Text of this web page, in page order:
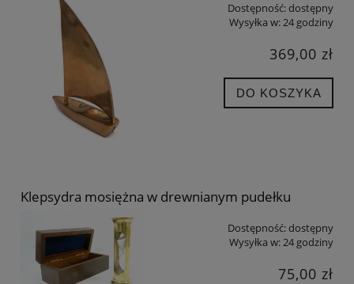
Dostępność:dostępny
Wysyłka w:24 godziny
369,00 zł
DO KOSZYKA
Klepsydra mosiężna w drewnianym pudełku
Dostępność:dostępny
Wysyłka w:24 godziny
75,00 zł